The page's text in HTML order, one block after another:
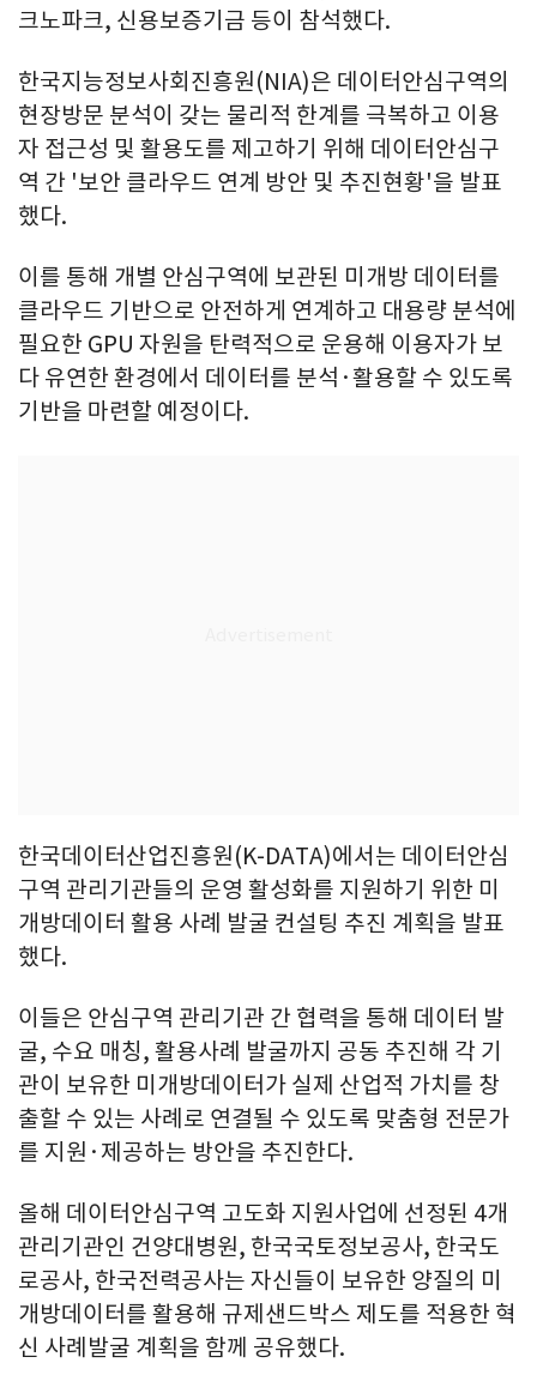
크노파크, 신용보증기금 등이 참석했다.
한국지능정보사회진흥원(NIA)은 데이터안심구역의
현장방문 분석이 갖는 물리적 한계를 극복하고 이용
자 접근성 및 활용도를 제고하기 위해 데이터안심구
역 간 '보안 클라우드 연계 방안 및 추진현황'을 발표
했다.
이를 통해 개별 안심구역에 보관된 미개방 데이터를
클라우드 기반으로 안전하게 연계하고 대용량 분석에
필요한 GPU 자원을 탄력적으로 운용해 이용자가 보
다 유연한 환경에서 데이터를 분석·활용할 수 있도록
기반을 마련할 예정이다.
한국데이터산업진흥원(K-DATA)에서는 데이터안심
구역 관리기관들의 운영 활성화를 지원하기 위한 미
개방데이터 활용 사례 발굴 컨설팅 추진 계획을 발표
했다.
이들은 안심구역 관리기관 간 협력을 통해 데이터 발
굴, 수요 매칭, 활용사례 발굴까지 공동 추진해 각 기
관이 보유한 미개방데이터가 실제 산업적 가치를 창
출할 수 있는 사례로 연결될 수 있도록 맞춤형 전문가
를 지원·제공하는 방안을 추진한다.
올해 데이터안심구역 고도화 지원사업에 선정된 4개
관리기관인 건양대병원, 한국국토정보공사, 한국도
로공사, 한국전력공사는 자신들이 보유한 양질의 미
개방데이터를 활용해 규제샌드박스 제도를 적용한 혁
신 사례발굴 계획을 함께 공유했다.